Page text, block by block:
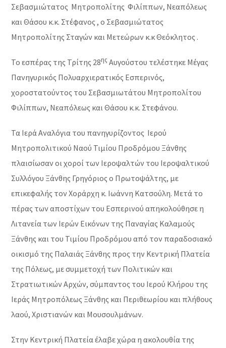
Σεβασμιώτατος Μητροπολίτης Φιλίππων, Νεαπόλεως
και Θάσου κ.κ. Στέφανος , ο Σεβασμιώτατος
Μητροπολίτης Σταγών και Μετεώρων κ.κ Θεόκλητος .
Το εσπέρας της Τρίτης 28ης Αυγούστου τελέστηκε Μέγας
Πανηγυρικός Πολυαρχιερατικός Εσπερινός,
χοροστατούντος του Σεβασμιωτάτου Μητροπολίτου
Φιλίππων, Νεαπόλεως και Θάσου κ.κ. Στεφάνου.
Τα Ιερά Αναλόγια του πανηγυρίζοντος Ιερού
Μητροπολιτικού Ναού Τιμίου Προδρόμου Ξάνθης
πλαισίωσαν οι χοροί των Ιεροψαλτών του Ιεροψαλτικού
Συλλόγου Ξάνθης Γρηγόριος ο Πρωτοψάλτης, με
επικεφαλής τον Χοράρχη κ. Ιωάννη Κατσούλη. Μετά το
πέρας των αποστίχων του Εσπερινού απηκολούθησε η
Λιτανεία των Ιερών Εικόνων της Παναγίας Καλαμούς
Ξάνθης και του Τιμίου Προδρόμου από τον παραδοσιακό
οικισμό της Παλαιάς Ξάνθης προς την Κεντρική Πλατεία
της Πόλεως, με συμμετοχή των Πολιτικών και
Στρατιωτικών Αρχών, σύμπαντος του Ιερού Κλήρου της
Ιεράς Μητροπόλεως Ξάνθης και Περιθεωρίου και πλήθους
λαού, Χριστιανών και Μουσουλμάνων.
Στην Κεντρική Πλατεία έλαβε χώρα η ακολουθία της